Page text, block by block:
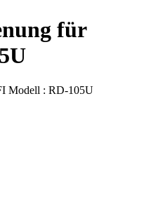
für
Modell : RD-105U